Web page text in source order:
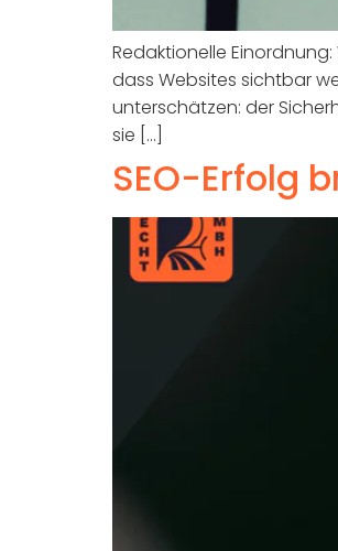
Redaktionelle
dass Websites sichtbar
unterschätzen: der
sie […]
SEO-Erfolg